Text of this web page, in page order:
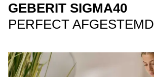
GEBERIT SIGMA40
PERFECT AFGESTEMD